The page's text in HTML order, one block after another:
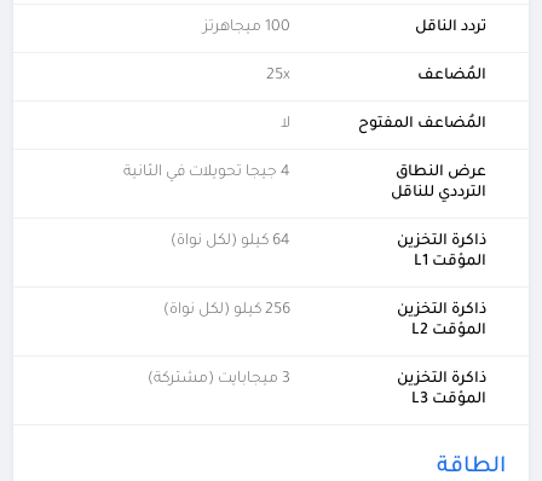
تردد الناقل 100 ميجاهرتز
المُضاعف 25x
المُضاعف المفتوح لا
عرض النطاق
الترددي للناقل
4 جيجا تحويلات في الثانية
ذاكرة التخزين
المؤقت L1
64 كيلو (لكل نواة)
ذاكرة التخزين
المؤقت L2
256 كيلو (لكل نواة)
ذاكرة التخزين
المؤقت L3
3 ميجابايت (مشتركة)
الطاقة